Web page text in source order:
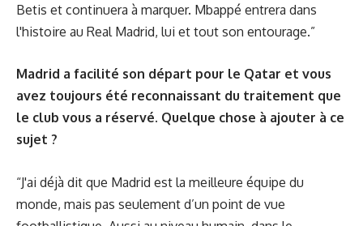
Betis et continuera à marquer. Mbappé entrera dans
l'histoire au Real Madrid, lui et tout son entourage.”
Madrid a facilité son départ pour le Qatar et vous
avez toujours été reconnaissant du traitement que
le club vous a réservé. Quelque chose à ajouter à ce
sujet ?
“J'ai déjà dit que Madrid est la meilleure équipe du
monde, mais pas seulement d’un point de vue